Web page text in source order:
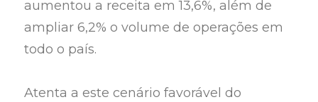
aumentou a receita em 13,6%, além de
ampliar 6,2% o volume de operações em
todo o país.
Atenta a este cenário favorável do